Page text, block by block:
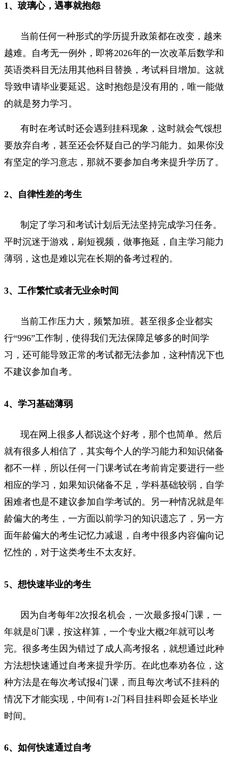
1、玻璃心，遇事就抱怨
当前任何一种形式的学历提升政策都在改变，越来
越难。自考无一例外，即将2026年的一次改革后数学和
英语类科目无法用其他科目替换，考试科目增加。这就
导致申请毕业要延迟。这时抱怨是没有用的，唯一能做
的就是努力学习。
有时在考试时还会遇到挂科现象，这时就会气馁想
要放弃自考，甚至还会怀疑自己的学习能力。如果你没
有坚定的学习意志，那就不要参加自考来提升学历了。
2、自律性差的考生
制定了学习和考试计划后无法坚持完成学习任务。
平时沉迷于游戏，刷短视频，做事拖延，自主学习能力
薄弱，这也是难以完在长期的备考过程的。
3、工作繁忙或者无业余时间
当前工作压力大，频繁加班。甚至很多企业都实
行“996”工作制，使得我们无法保障足够多的时间学
习，还可能导致正常的考试都无法参加，这种情况下也
不建议参加自考。
4、学习基础薄弱
现在网上很多人都说这个好考，那个也简单。然后
就有很多人相信了，其实每个人的学习能力和知识储备
都不一样，所以任何一门课考试在考前肯定要进行一些
相应的学习，如果知识储备不足，学科基础较弱，自学
困难者也是不建议参加自学考试的。另一种情况就是年
龄偏大的考生，一方面以前学习的知识遗忘了，另一方
面年龄偏大的考生记忆力减退，自考中很多内容偏向记
忆性的，对于这类考生不太友好。
5、想快速毕业的考生
因为自考每年2次报名机会，一次最多报4门课，一
年就是8门课，按这样算，一个专业大概2年就可以考
完。很多考生因为错过了成人高考报名，就想通过此种
方法想快速通过自考来提升学历。在此也奉劝各位，这
种方法是在每次考试报4门课，而且每次考试不挂科的
情况下才能实现，中间有1-2门科目挂科即会延长毕业
时间。
6、如何快速通过自考